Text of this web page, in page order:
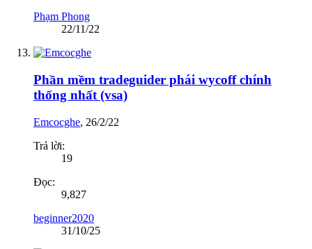
Phạm Phong
22/11/22
Phần mềm tradeguider phái wycoff chính
thống nhất (vsa)
Emcocghe, 26/2/22
Trả lời:
19
Đọc:
9,827
beginner2020
31/10/25